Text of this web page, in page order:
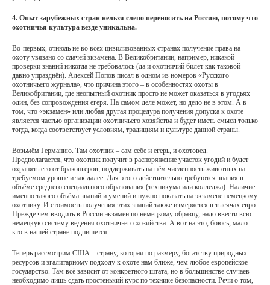
4. Опыт зарубежных стран нельзя слепо переносить на Россию, потому что
охотничья культура везде уникальна.
Во-первых, отнюдь не во всех цивилизованных странах получение права на
охоту увязано со сдачей экзамена. В Великобритании, например, никакой
проверки знаний никогда не требовалось (да и охотничий билет как таковой
давно упразднён). Алексей Попов писал в одном из номеров «Русского
охотничьего журнала», что причина этого – в особенностях охоты в
Великобритании, где неопытный охотник просто не может оказаться в угодьях
один, без сопровождения егеря. На самом деле может, но дело не в этом. А в
том, что «экзамен» или любая другая процедура получения допуска к охоте
является частью организации охотничьего хозяйства и будет иметь смысл только
тогда, когда соответствует условиям, традициям и культуре данной страны.
Возьмём Германию. Там охотник – сам себе и егерь, и охотовед.
Предполагается, что охотник получит в распоряжение участок угодий и будет
охранять его от браконьеров, поддерживать на нём численность животных на
требуемом уровне и так далее. Для этого действительно требуются знания в
объёме среднего специального образования (техникума или колледжа). Наличие
именно такого объёма знаний и умений и нужно показать на экзамене немецкому
охотнику. И стоимость получения этих знаний также измеряется в тысячах евро.
Прежде чем вводить в России экзамен по немецкому образцу, надо ввести всю
немецкую систему ведения охотничьего хозяйства. А вот на это, боюсь, мало
кто в нашей стране подпишется.
Теперь рассмотрим США – страну, которая по размеру, богатству природных
ресурсов и эгалитарному подходу к охоте нам ближе, чем любое европейское
государство. Там всё зависит от конкретного штата, но в большинстве случаев
необходимо лишь сдать простенький курс по технике безопасности. Речи о том,